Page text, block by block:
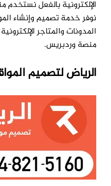
الإلكترونية بالفعل نستخدم
نوفر خدمةتصميم وإنشاء
المدونات والمتاجر الإلكترونية
منصة وردبريس.
الرياض لتصميم